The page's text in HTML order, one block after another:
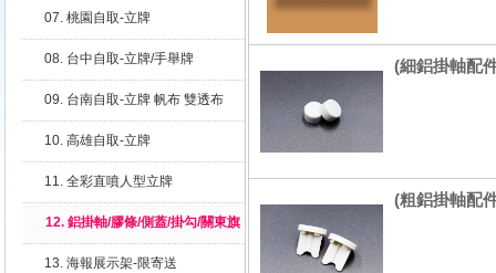
07. 桃園自取-立牌
08. 台中自取-立牌/手舉牌
09. 台南自取-立牌 帆布 雙透布
10. 高雄自取-立牌
11. 全彩直噴人型立牌
12. 鋁掛軸/膠條/側蓋/掛勾/關東旗
13. 海報展示架-限寄送
(細鋁掛軸配
(粗鋁掛軸配